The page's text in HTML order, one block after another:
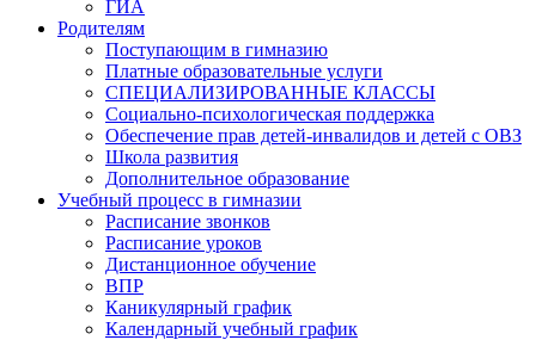
ГИА
Родителям
Поступающим в гимназию
Платные образовательные услуги
СПЕЦИАЛИЗИРОВАННЫЕ КЛАССЫ
Социально-психологическая поддержка
Обеспечение прав детей-инвалидов и детей с ОВЗ
Школа развития
Дополнительное образование
Учебный процесс в гимназии
Расписание звонков
Расписание уроков
Дистанционное обучение
ВПР
Каникулярный график
Календарный учебный график